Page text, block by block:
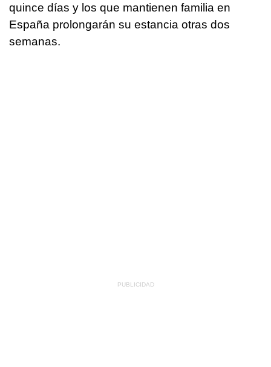
quince días y los que mantienen familia en
España prolongarán su estancia otras dos
semanas.